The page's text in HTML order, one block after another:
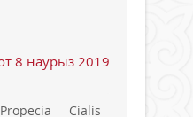
8 наурыз 2019
Cialis